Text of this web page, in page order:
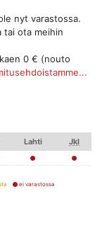
nyt varastossa.
tai ota meihin
0 € (nouto
Lahti Jkl
ei varastossa